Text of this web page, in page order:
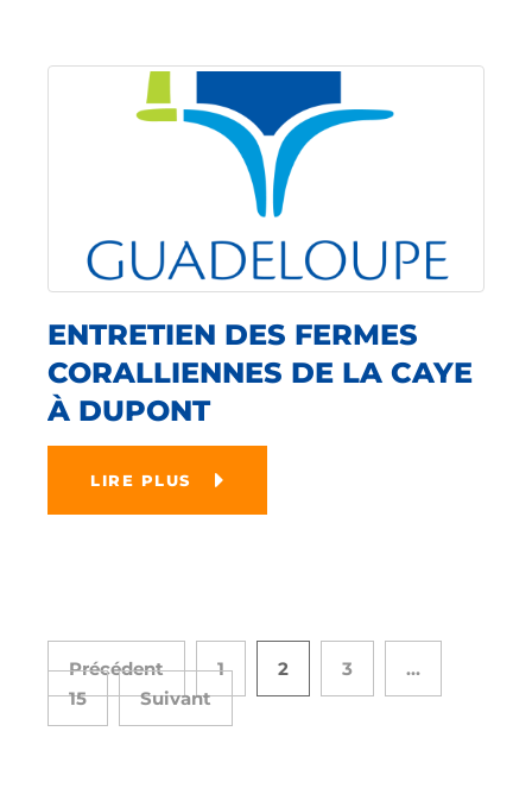
ENTRETIEN DES FERMES
CORALLIENNES DE LA CAYE
À DUPONT
LIRE PLUS
Précédent 1 2 3
…
15
Suivant